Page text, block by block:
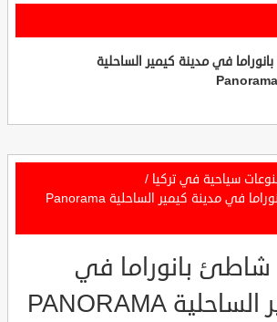
في مدينة كيمير الساحلية
سياحية في تركيا /
تعرف على شاطئ بانوراما في مدينة كيمير الساحلية Panorama
بانوراما في
مدينة كيمير الساحلية PANORAMA